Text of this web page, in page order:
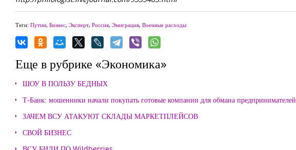
Теги: Путин, Бизнес, Эксперт, Россия, Эмиграция, Военные расходы
Еще в рубрике «Экономика»
ШОУ В ПОЛЬЗУ БЕДНЫХ
Т-Банк: мошенники начали покупать готовые компании для обмана предпринимателей
ЗАЧЕМ ВСУ АТАКУЮТ СКЛАДЫ МАРКЕТПЛЕЙСОВ
СВОЙ БИЗНЕС